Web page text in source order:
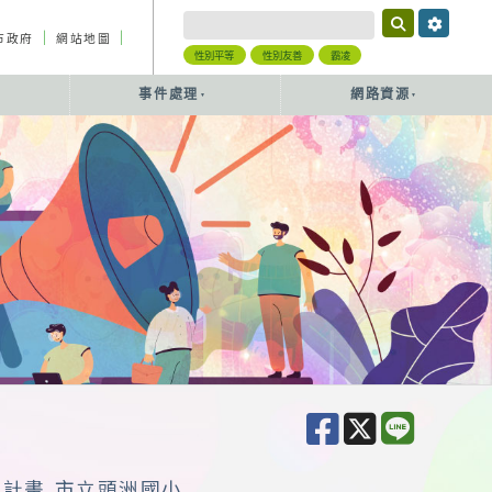
政府 網站地圖
性別平等 性別友善 霸凌
事件處理 網路資源